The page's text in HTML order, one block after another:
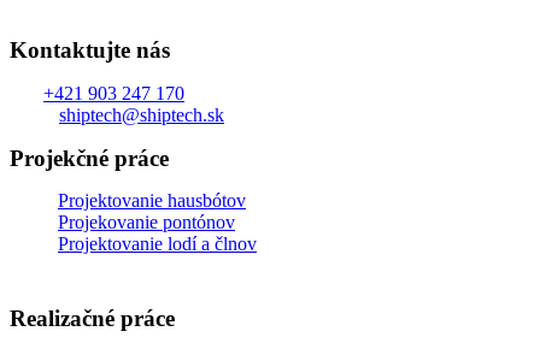
Kontaktujte nás
+421 903 247 170
shiptech@shiptech.sk
Projekčné práce
Projektovanie hausbótov
Projekovanie pontónov
Projektovanie lodí a člnov
Realizačné práce